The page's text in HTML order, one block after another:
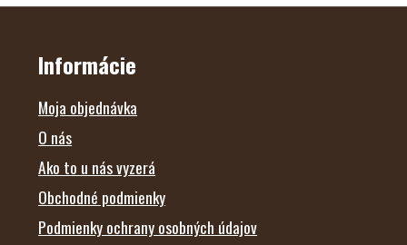
Z
Informácie
Moja objednávka
O nás
Ako to u nás vyzerá
Obchodné podmienky
Podmienky ochrany osobných údajov